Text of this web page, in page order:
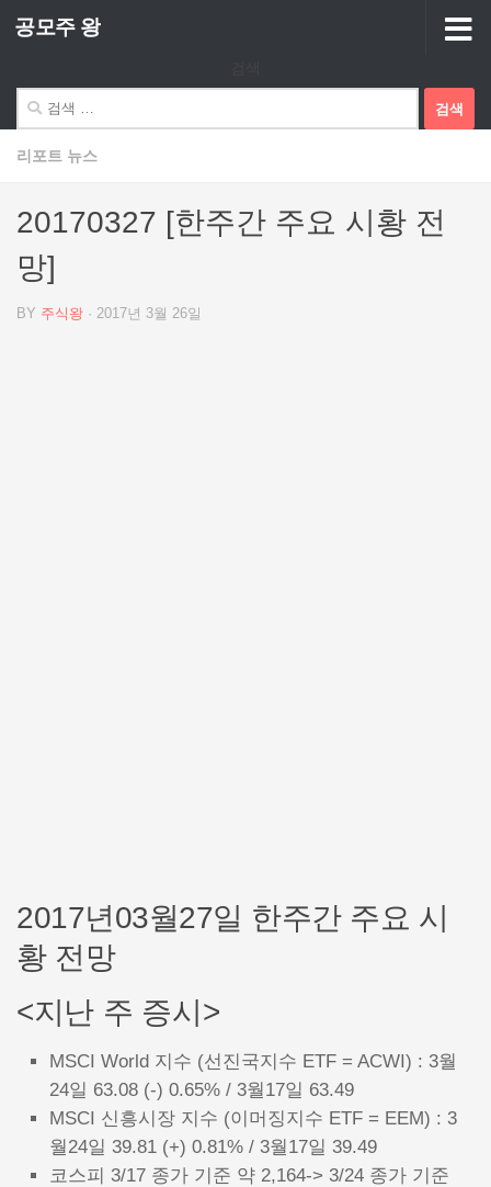
Skip to content
공모주 왕
색:
리포트 뉴스
20170327 [한주간 주요 시황 전
망]
BY 주식왕 · 2017년 3월 26일
2017년03월27일 한주간 주요 시
황 전망
<지난 주 증시>
MSCI World 지수 (선진국지수 ETF = ACWI) : 3월
24일 63.08 (-) 0.65% / 3월17일 63.49
MSCI 신흥시장 지수 (이머징지수 ETF = EEM) : 3
월24일 39.81 (+) 0.81% / 3월17일 39.49
코스피 3/17 종가 기준 약 2,164-> 3/24 종가 기준